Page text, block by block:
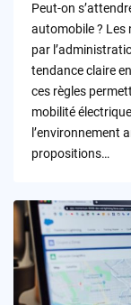
Peut-on
automobile ? Les
par
tendance claire
ces règles
mobilité
l’environnement
propositions…